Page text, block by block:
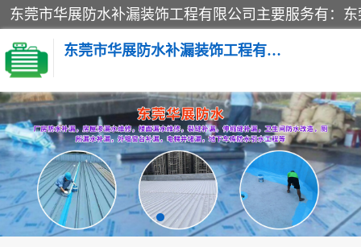
东莞市华展防水补漏装饰工程有限公司
楼面防水补漏
阳台卫生间防水补漏
金属房搭建及补漏